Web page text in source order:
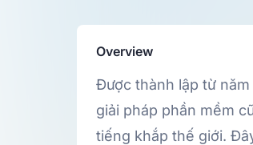
Overview
Được thành lập từ
giải pháp phần mềm
tiếng khắp thế giới.